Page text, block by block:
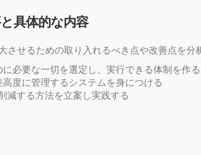
具体的な内容
させるための取り入れるべき点や改善点を分
必要な一切を選定し、実行できる体制を作る
度に管理するシステムを身につける
減する方法を立案し実践する